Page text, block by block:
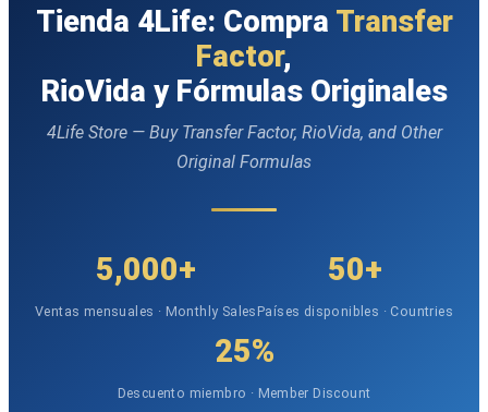
Tienda 4Life: Compra Transfer
Factor,
RioVida y Fórmulas Originales
4Life Store — Buy Transfer Factor, RioVida, and Other
Original Formulas
5,000+
Ventas mensuales · Monthly Sales
50+
Países disponibles · Countries
25%
Descuento miembro · Member Discount